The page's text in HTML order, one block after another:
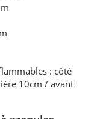
: côté
10cm / avant